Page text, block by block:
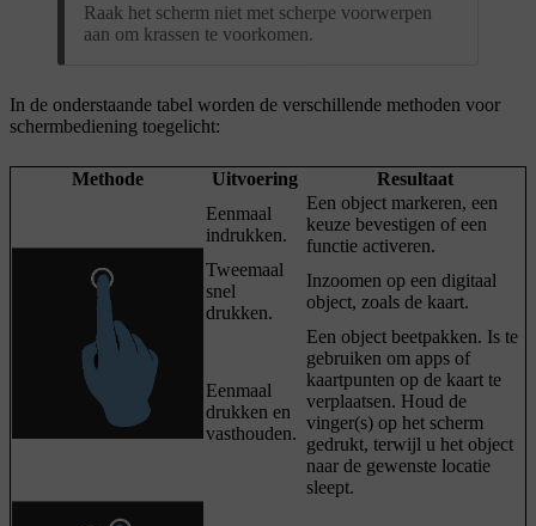
Raak het scherm niet met scherpe voorwerpen
aan om krassen te voorkomen.
In de onderstaande tabel worden de verschillende methoden voor
schermbediening toegelicht:
Methode Uitvoering
Resultaat
Eenmaal
indrukken.
Een object markeren, een
keuze bevestigen of een
functie activeren.
Tweemaal
snel
drukken.
Inzoomen op een digitaal
object, zoals de kaart.
Eenmaal
drukken en
vasthouden.
Een object beetpakken. Is te
gebruiken om apps of
kaartpunten op de kaart te
verplaatsen. Houd de
vinger(s) op het scherm
gedrukt, terwijl u het object
naar de gewenste locatie
sleept.